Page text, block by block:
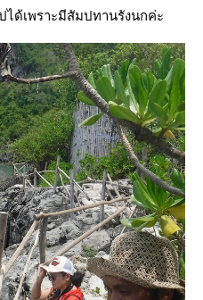
ได้เพราะมีสัมปทานรังนกค่ะ